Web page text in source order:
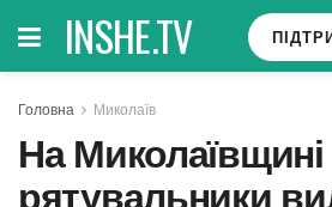
INSHE.TV
Головна Миколаїв
На Миколаївщині
рятувальники